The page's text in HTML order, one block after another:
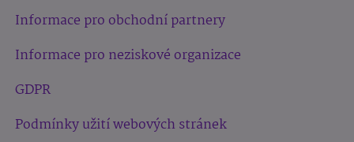
Informace pro obchodní partnery
Informace pro neziskové organizace
GDPR
Podmínky užití webových stránek